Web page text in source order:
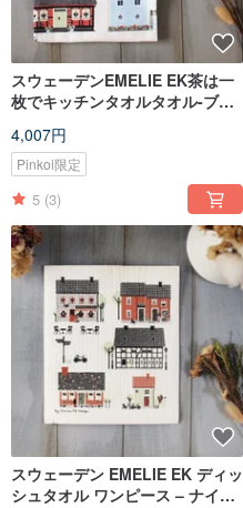
スウェーデンEMELIE EK茶は一
枚でキッチンタオルタオル-ブル
4,007円
Pinkoi限定
5 (3)
スウェーデン EMELIE EK ディッ
シュタオル ワンピース – ナイト